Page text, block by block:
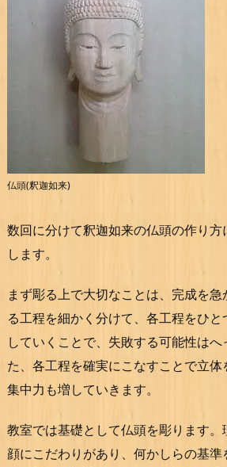
仏頭(釈迦如来)
数回に分けて釈迦如来の仏頭の作り
します。
まず彫る上で大切なことは、完成を
る工程を細かく分けて、各工程をひ
していくことで、失敗する可能性はへ
た、各工程を確実にこなすことで立体
集中力も増していきます。
教室では基礎として仏頭を彫ります
顔にこだわりがあり、何かしらの基